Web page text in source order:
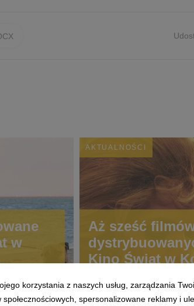
w
w
AKTUALNOŚCI
Aż sześć
Kino Świat w
Polskich
korzystania z naszych usług, zarządzania
spersonalizowane reklamy i